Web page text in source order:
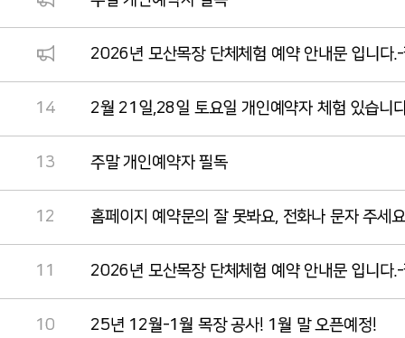
2026년 모산목장 단체체험 예약 안내문 입니다
14 2월 21일,28일 토요일 개인예약자 체험 있습니
13 주말 개인예약자 필독
12 홈페이지 예약문의 잘 못봐요, 전화나 문자 주세
11 2026년 모산목장 단체체험 예약 안내문 입니다
10 25년 12월-1월 목장 공사! 1월 말 오픈예정!